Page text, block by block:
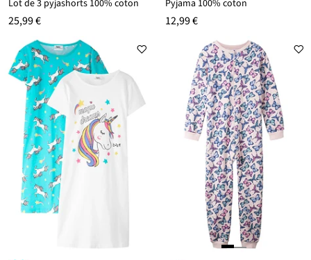
Lot de 3 pyjashorts 100% coton
25,99 €
Pyjama 100% coton
12,99 €